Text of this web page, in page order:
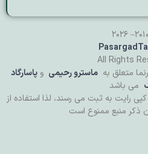
All Rights
متعلق به ماسترو رحیمی و پاسارگاد
می باشد
رایت به ثبت می رسند، لذا استفاده از
ذکر منبع ممنوع است